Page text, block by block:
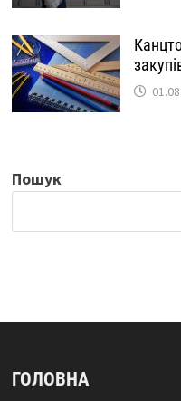
Пошук
ГОЛОВНА